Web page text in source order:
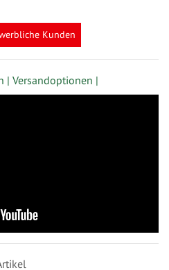
Kunden
| Versandoptionen |